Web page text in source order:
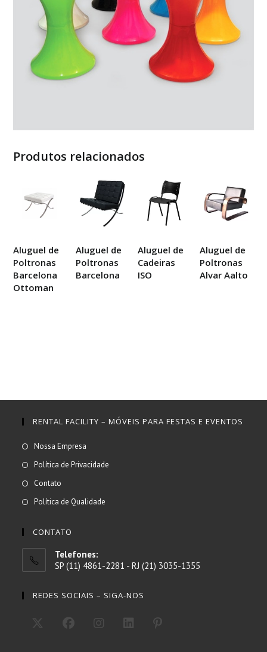
Produtos relacionados
Aluguel de
Poltronas
Barcelona
Ottoman
Aluguel de
Poltronas
Barcelona
Aluguel de
Cadeiras
ISO
Aluguel de
Poltronas
Alvar Aalto
RENTAL FACILITY – MÓVEIS PARA FESTAS E EVENTOS
Nossa Empresa
em
aba
Política de Privacidade
Contato
em
Política de Qualidade
CONTATO
Telefones:
SP (11) 4861-2281 - RJ (21) 3035-1355
REDES SOCIAIS – SIGA-NOS